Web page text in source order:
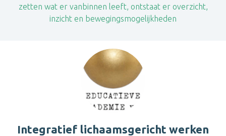
zetten wat er vanbinnen leeft, ontstaat er overzicht,
inzicht en bewegingsmogelijkheden
Integratief lichaamsgericht werken